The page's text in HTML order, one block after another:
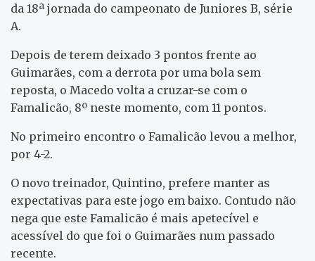
da 18ª jornada do campeonato de Juniores B, série
A.
Depois de terem deixado 3 pontos frente ao
Guimarães, com a derrota por uma bola sem
reposta, o Macedo volta a cruzar-se com o
Famalicão, 8º neste momento, com 11 pontos.
No primeiro encontro o Famalicão levou a melhor,
por 4-2.
O novo treinador, Quintino, prefere manter as
expectativas para este jogo em baixo. Contudo não
nega que este Famalicão é mais apetecível e
acessível do que foi o Guimarães num passado
recente.